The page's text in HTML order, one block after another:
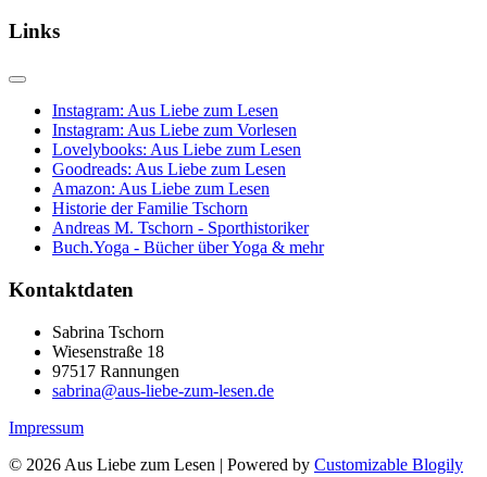
Links
Instagram: Aus Liebe zum Lesen
Instagram: Aus Liebe zum Vorlesen
Lovelybooks: Aus Liebe zum Lesen
Goodreads: Aus Liebe zum Lesen
Amazon: Aus Liebe zum Lesen
Historie der Familie Tschorn
Andreas M. Tschorn - Sporthistoriker
Buch.Yoga - Bücher über Yoga & mehr
Kontaktdaten
Sabrina Tschorn
Wiesenstraße 18
97517 Rannungen
sabrina@aus-liebe-zum-lesen.de
Impressum
© 2026 Aus Liebe zum Lesen | Powered by Customizable Blogily